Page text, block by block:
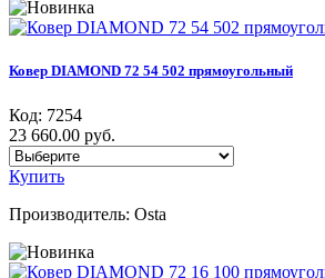
Ковер DIAMOND 72 54 502 прямоугольный
Код: 7254
23 660.00 руб.
Купить
Производитель: Osta